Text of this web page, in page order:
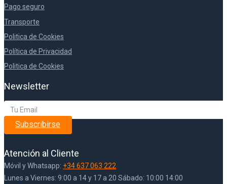
Pago seguro
Transporte
Politica de Cookies
Política de Privacidad
Politica de Cookies
Newsletter
Subscribirse
Atención al Cliente
Móvil y Whatsapp: +34 637 063 222
Lunes a Viernes: 9:00 a 14 y 17 a 20 Sábado: 10:00 14:00